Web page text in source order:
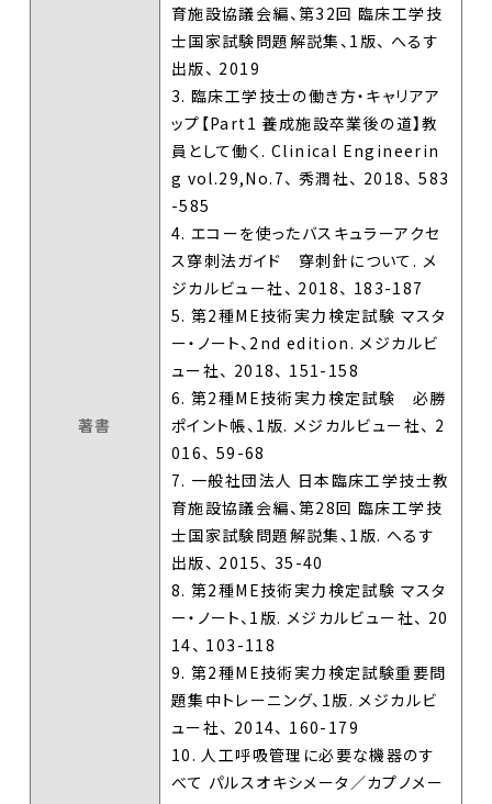
著書
育施設協議会編、第32回 臨床工学技
士国家試験問題解説集、1版、 へるす
出版、 2019
3. 臨床工学技士の働き方・キャリアア
ップ【Part1 養成施設卒業後の道】教
員として働く. Clinical Engineerin
g vol.29,No.7、 秀潤社、 2018、 583
-585
4. エコーを使ったバスキュラーアクセ
ス穿刺法ガイド 穿刺針について. メ
ジカルビュー社、 2018、 183-187
5. 第2種ME技術実力検定試験 マスタ
ー・ノート、2nd edition. メジカルビ
ュー社、 2018、 151-158
6. 第2種ME技術実力検定試験 必勝
ポイント帳、1版. メジカルビュー社、 2
016、 59-68
7. 一般社団法人 日本臨床工学技士教
育施設協議会編、第28回 臨床工学技
士国家試験問題解説集、1版. へるす
出版、 2015、 35-40
8. 第2種ME技術実力検定試験 マスタ
ー・ノート、1版. メジカルビュー社、 20
14、 103-118
9. 第2種ME技術実力検定試験重要問
題集中トレーニング、1版. メジカルビ
ュー社、 2014、 160-179
10. 人工呼吸管理に必要な機器のす
べて パルスオキシメータ／カプノメー